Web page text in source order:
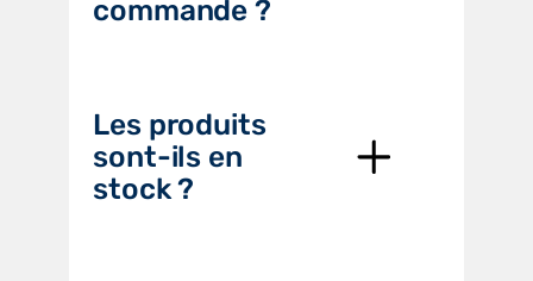
commande ?
Les produits
sont-ils en
stock ?